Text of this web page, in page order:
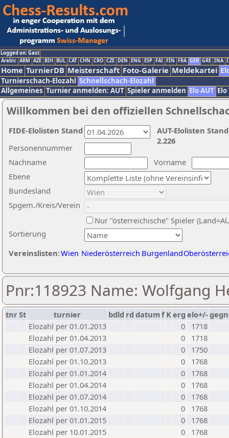
Logged on: Gast
Arabic ARM AZE BIH BUL CAT CHN CRO CZE DEN ENG ESP FAI FIN FRA GER GRE INA
Home TurnierDB Meisterschaft Foto-Galerie Meldekartei
Turnierschach-Elozahl Schnellschach-Elozahl
Allgemeines Turnier anmelden: AUT Spieler anmelden Elo AUT
Willkommen bei den offiziellen
Nachname
Vorname
Ebene
Sortierung
Personennummer
Bundesland
Spgem./Kreis/Verein
Nur "österreichische" Spieler
Vereinslisten:Wien Niederösterreich Burgenland
AUT-Elolisten
2.226
FIDE-Elolisten Stand
Pnr:118923 Name: Wolfgang
tnrSt turnier bdld rd datumf Kerg elo+/-
Elozahl per 01.01.2013
0
1718
Elozahl per 01.04.2013
0
1718
Elozahl per 01.07.2013
0
1750
Elozahl per 01.10.2013
0
1768
Elozahl per 01.01.2014
0
1768
Elozahl per 01.04.2014
0
1768
Elozahl per 01.07.2014
0
1768
Elozahl per 01.10.2014
0
1768
Elozahl per 01.01.2015
0
1768
Elozahl per 10.01.2015
0
1768